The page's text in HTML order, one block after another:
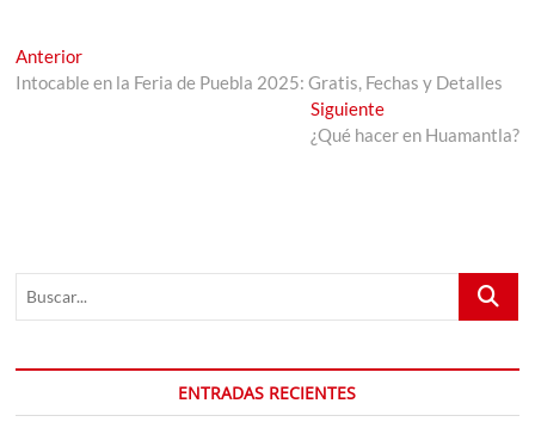
Navegación
de
AnteriorEntrada
anterior:
Intocable en la Feria de Puebla 2025: Gratis, Fechas y Detalles
SiguienteEntrada
siguiente:
¿Qué hacer en Huamantla?
Buscar...
ENTRADAS RECIENTES